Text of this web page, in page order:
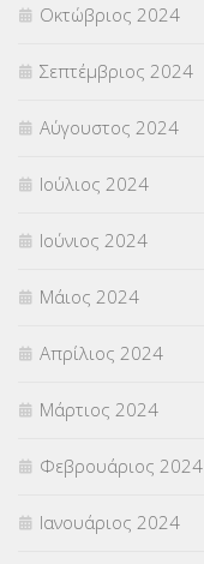
Οκτώβριος 2024
Σεπτέμβριος 2024
Αύγουστος 2024
Ιούλιος 2024
Ιούνιος 2024
Μάιος 2024
Απρίλιος 2024
Μάρτιος 2024
Φεβρουάριος 2024
Ιανουάριος 2024